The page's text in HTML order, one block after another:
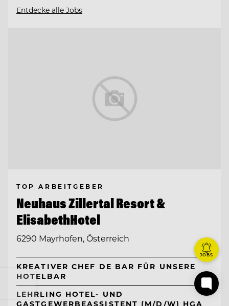
Entdecke alle Jobs
TOP ARBEITGEBER
Neuhaus Zillertal Resort &
ElisabethHotel
6290 Mayrhofen, Österreich
KREATIVER CHEF DE BAR FÜR UNSERE
HOTELBAR
LEHRLING HOTEL- UND
GASTGEWERBEASSISTENT (M/D/W) HGA
JOBS